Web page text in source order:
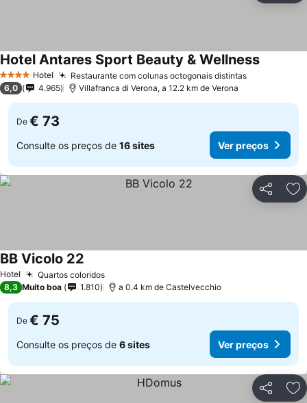
4 EstrelasHotel Restaurante com colunas octogonais distintasVer preços
Hotel Antares Sport Beauty & WellnessVer
6,0 4.965 Villafranca di Verona, a 12.2 km de Verona
De € 73
Consulte os preços de 16 sites Ver preços
Partilhar
Hotel Quartos coloridosVer preços
BB Vicolo 22
8,3 Muito boa 1.810 a 0.4 km de Castelvecchio
De € 75
Consulte os preços de 6 sites Ver preços
Partilhar